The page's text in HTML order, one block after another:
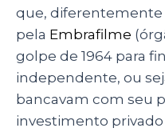
que, diferentemente
pela Embrafilme
golpe de 1964 para
independente, ou
bancavam com seu
investimento